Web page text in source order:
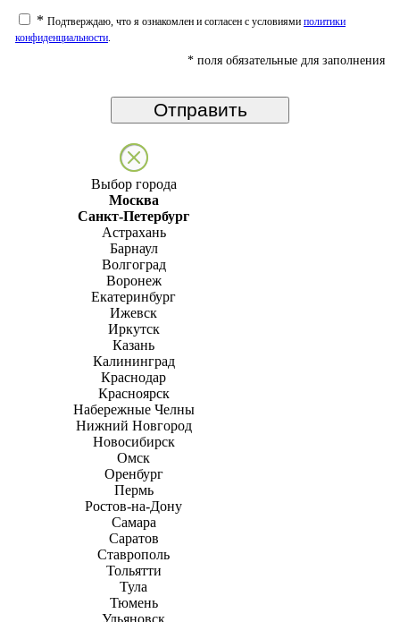
* Подтверждаю, что я ознакомлен и согласен с условиями политики
конфиденциальности.
* поля обязательные для заполнения
Выбор города
Москва
Санкт-Петербург
Астрахань
Барнаул
Волгоград
Воронеж
Екатеринбург
Ижевск
Иркутск
Казань
Калининград
Краснодар
Красноярск
Набережные Челны
Нижний Новгород
Новосибирск
Омск
Оренбург
Пермь
Ростов-на-Дону
Самара
Саратов
Ставрополь
Тольятти
Тула
Тюмень
Ульяновск